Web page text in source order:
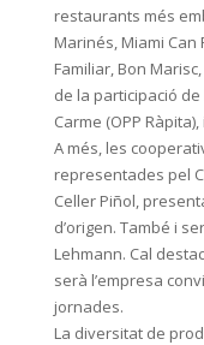
restaurants més
Marinés, Miami Can
Familiar, Bon
de la participació
Carme (OPP
A més, les
representades pel
Celler Piñol,
d’origen. També i
Lehmann. Cal
serà l’empresa
jornades.
La diversitat de